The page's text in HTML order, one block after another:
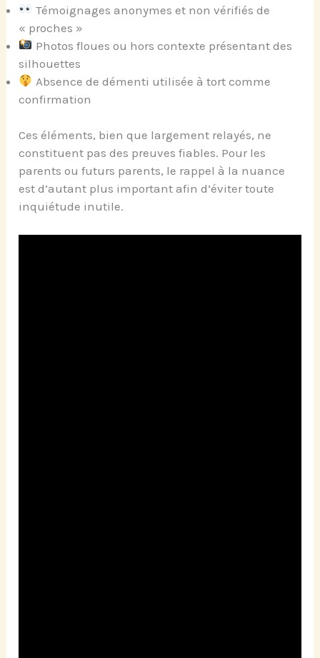
Témoignages anonymes et non vérifiés de
« proches »
Photos floues ou hors contexte présentant des
silhouettes
Absence de démenti utilisée à tort comme
confirmation
Ces éléments, bien que largement relayés, ne
constituent pas des preuves fiables. Pour les
parents ou futurs parents, le rappel à la nuance
est d’autant plus important afin d’éviter toute
inquiétude inutile.